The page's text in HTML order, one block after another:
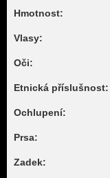
Hmotnost:
Vlasy:
Oči:
Etnická příslušnost:
Ochlupení:
Prsa:
Zadek: